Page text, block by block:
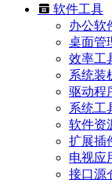
软件工具
办公软
桌面管
效率工
系统装
驱动程
系统工
软件资
扩展插
电视应
接口源